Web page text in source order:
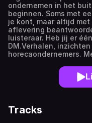
ondernemen in het
beginnen. Soms met
je kont, maar altijd
aflevering
luisteraar. Heb jij er
DM.Verhalen,
horecaondernemers.
Tracks